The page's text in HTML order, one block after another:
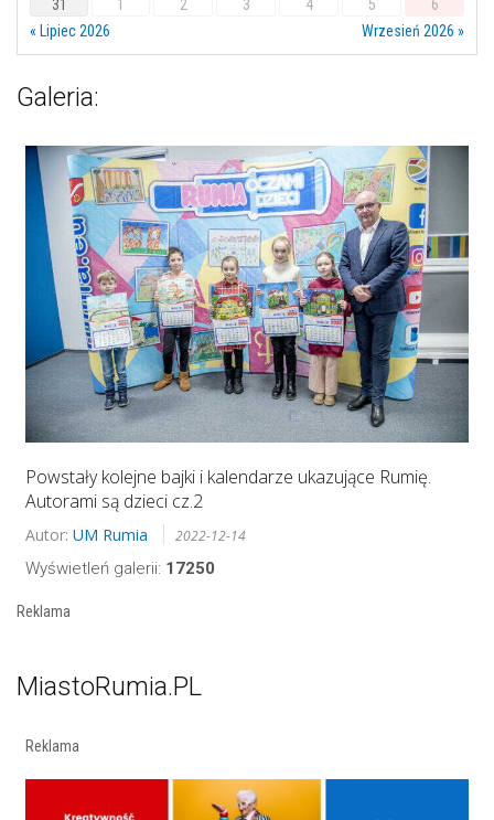
31
1 2 3 4 5
6
« Lipiec 2026
Wrzesień 2026 »
Galeria:
Powstały kolejne bajki i kalendarze ukazujące Rumię.
Autorami są dzieci cz.2
Autor: UM Rumia 2022-12-14
Wyświetleń galerii: 17250
Reklama
MiastoRumia.PL
Reklama